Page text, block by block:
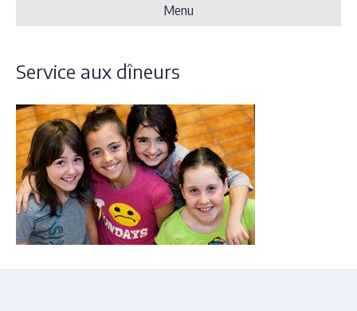
Menu
Service aux dîneurs